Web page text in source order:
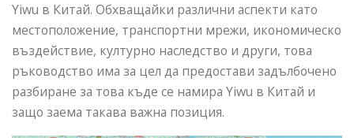
Yiwu в Китай. Обхващайки различни аспекти като
местоположение, транспортни мрежи, икономическо
въздействие, културно наследство и други, това
ръководство има за цел да предостави задълбочено
разбиране за това къде се намира Yiwu в Китай и
защо заема такава важна позиция.